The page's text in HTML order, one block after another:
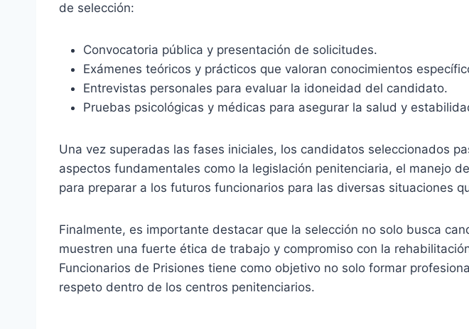
de selección:
Convocatoria pública y presentación de solicitudes.
Exámenes teóricos y prácticos que valoran conocimientos
Entrevistas personales para evaluar la idoneidad del candidato.
Pruebas psicológicas y médicas para asegurar la salud y
Una vez superadas las fases iniciales, los candidatos seleccionados
aspectos fundamentales como la legislación penitenciaria, el manejo
para preparar a los futuros funcionarios para las diversas situaciones
Finalmente, es importante destacar que la selección no solo busca
muestren una fuerte ética de trabajo y compromiso con la
Funcionarios de Prisiones tiene como objetivo no solo formar
respeto dentro de los centros penitenciarios.